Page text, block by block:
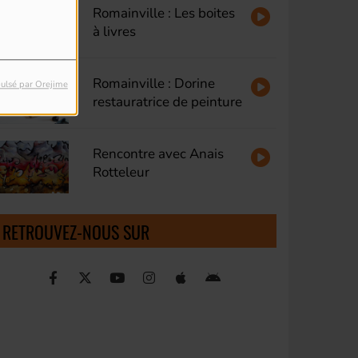
par Orejime
Romainville : Les boites
à livres
Romainville : Dorine
restauratrice de peinture
Rencontre avec Anais
Rotteleur
RETROUVEZ-NOUS SUR